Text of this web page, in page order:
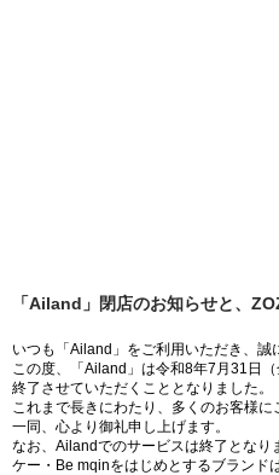
「Ailand」閉店のお知らせと、
いつも「Ailand」をご利用いただき、誠
この度、「Ailand」は令和8年7月31日
終了させていただくこととなりました。
これまで長きにわたり、多くのお客様
一同、心より御礼申し上げます。
なお、Ailandでのサービスは終了とな
ケー・Be mqinをはじめとするブランド